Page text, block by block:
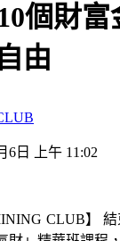
個財
由
6日 上午 11:02
CLUB】